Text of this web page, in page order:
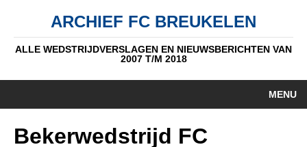
ARCHIEF FC BREUKELEN
ALLE WEDSTRIJDVERSLAGEN EN NIEUWSBERICHTEN VAN
2007 T/M 2018
MENU
Bekerwedstrijd FC